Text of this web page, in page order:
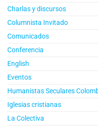
Charlas y discursos
Columnista Invitado
Comunicados
Conferencia
English
Eventos
Humanistas Seculares
Iglesias cristianas
La Colectiva